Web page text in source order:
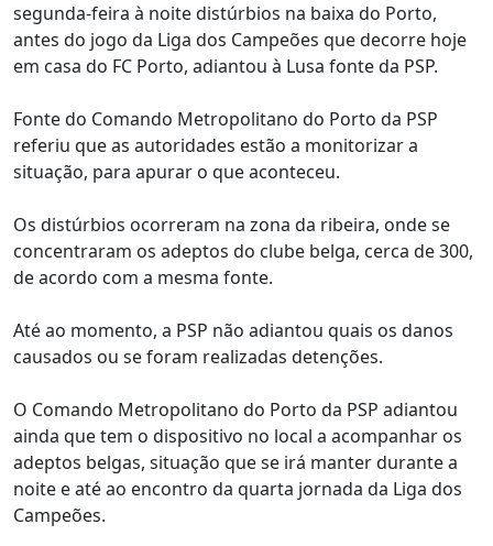
segunda-feira à noite distúrbios na baixa do Porto,
antes do jogo da Liga dos Campeões que decorre hoje
em casa do FC Porto, adiantou à Lusa fonte da PSP.
Fonte do Comando Metropolitano do Porto da PSP
referiu que as autoridades estão a monitorizar a
situação, para apurar o que aconteceu.
Os distúrbios ocorreram na zona da ribeira, onde se
concentraram os adeptos do clube belga, cerca de 300,
de acordo com a mesma fonte.
Até ao momento, a PSP não adiantou quais os danos
causados ou se foram realizadas detenções.
O Comando Metropolitano do Porto da PSP adiantou
ainda que tem o dispositivo no local a acompanhar os
adeptos belgas, situação que se irá manter durante a
noite e até ao encontro da quarta jornada da Liga dos
Campeões.